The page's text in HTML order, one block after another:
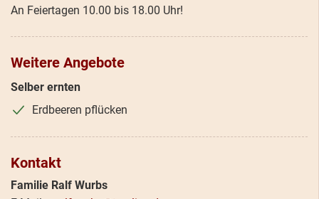
An Feiertagen 10.00 bis 18.00 Uhr!
Weitere Angebote
Selber ernten
Erdbeeren pflücken
Kontakt
Familie Ralf Wurbs